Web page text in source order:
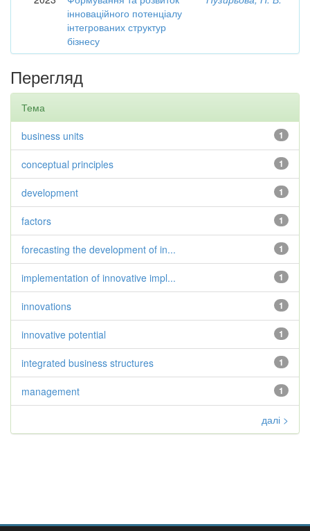
інноваційного потенціалу
інтегрованих структур
бізнесу
Перегляд
Тема
1
business units
1
conceptual principles
1
development
1
factors
1
forecasting the development of in...
1
implementation of innovative impl...
1
innovations
1
innovative potential
1
integrated business structures
1
management
далі >